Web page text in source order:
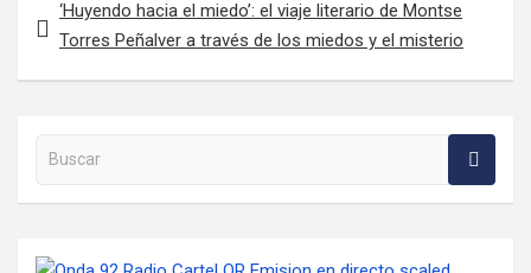
‘Huyendo hacia el miedo’: el viaje literario de Montse
Torres Peñalver a través de los miedos y el misterio
Buscar en la web